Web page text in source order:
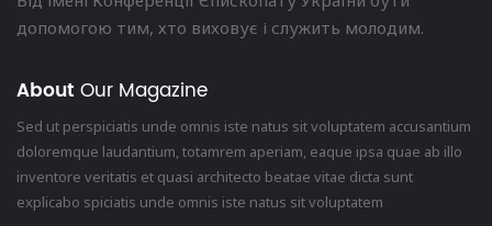
допомогою тим, хто виховує і служить молодим.
About Our Magazine
Sed ut perspiciatis unde omnis iste natus sit voluptatem accusantium
doloremque laudantium, totamrem aperiam, eaque ipsa quae ab illo
inventore veritatis et quasi architecto beatae vitae dicta sunt
explicabo spiciatis unde omnis iste natus sit voluptatem